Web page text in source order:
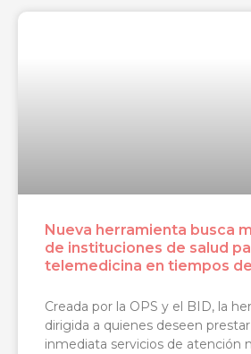
Nueva herramienta busca
de instituciones de salud
telemedicina en tiempos
Creada por la OPS y el BID, la
dirigida a quienes deseen
inmediata servicios de atención